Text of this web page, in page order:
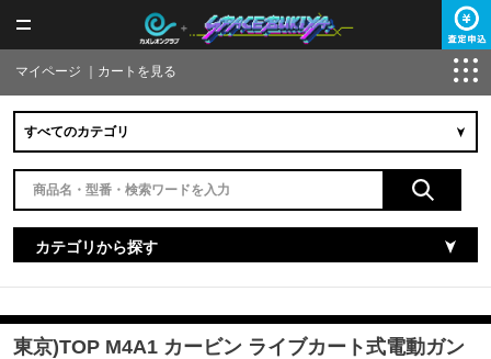
マイページ カートを見る
カテゴリから探す
東京)TOP M4A1 カービン ライブカート式電動ガン